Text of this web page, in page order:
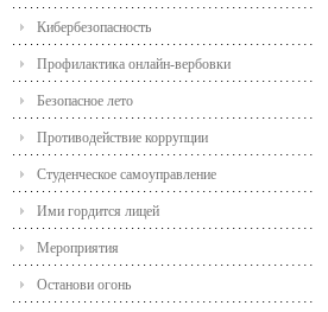
Кибербезопасность
Профилактика онлайн-вербовки
Безопасное лето
Противодействие коррупции
Студенческое самоуправление
Ими гордится лицей
Мероприятия
Останови огонь